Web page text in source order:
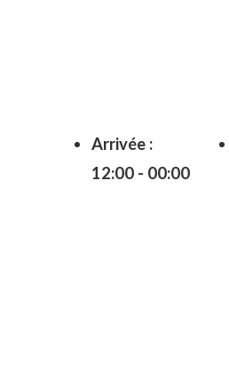
Arrivée :
12:00 - 00:00